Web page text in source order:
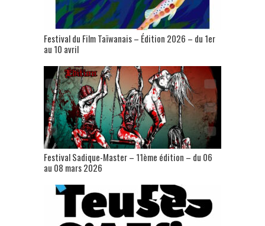
Festival du Film Taïwanais – Édition 2026 – du 1er
au 10 avril
Festival Sadique-Master – 11ème édition – du 06
au 08 mars 2026